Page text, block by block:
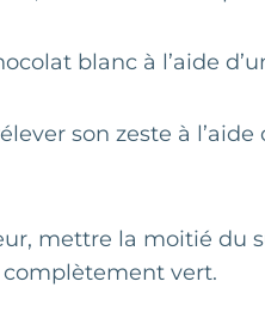
blanc à l’aide
son zeste à
mettre la moitié du
complètement vert.